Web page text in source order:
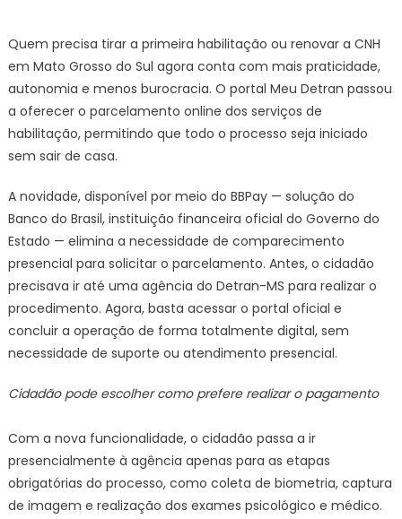
pode
parcelar
serviços
no
Meu
de
Governo
do
Sul
Quem precisa tirar a primeira habilitação ou renovar a CNH
em Mato Grosso do Sul agora conta com mais praticidade,
autonomia e menos burocracia. O portal Meu Detran passou
a oferecer o parcelamento online dos serviços de
habilitação, permitindo que todo o processo seja iniciado
sem sair de casa.
A novidade, disponível por meio do BBPay — solução do
Banco do Brasil, instituição financeira oficial do Governo do
Estado — elimina a necessidade de comparecimento
presencial para solicitar o parcelamento. Antes, o cidadão
precisava ir até uma agência do Detran-MS para realizar o
procedimento. Agora, basta acessar o portal oficial e
concluir a operação de forma totalmente digital, sem
necessidade de suporte ou atendimento presencial.
Cidadão pode escolher como prefere realizar o pagamento
Com a nova funcionalidade, o cidadão passa a ir
presencialmente à agência apenas para as etapas
obrigatórias do processo, como coleta de biometria, captura
de imagem e realização dos exames psicológico e médico.